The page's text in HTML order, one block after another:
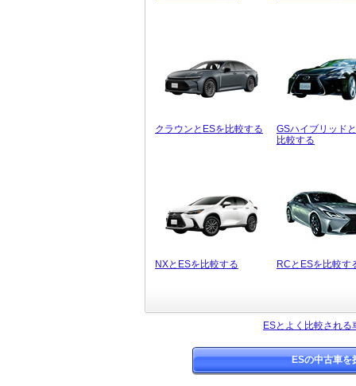
クラウンとESを比較する
GSハイブリッド
比較する
NXとESを比較する RCとESを比較す
ESとよく比較される
ESの中古車を